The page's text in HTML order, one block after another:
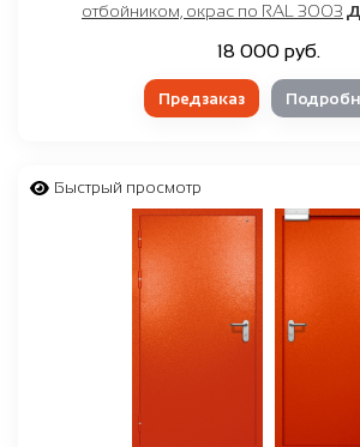
отбойником, окрас по RAL 3003
18 000 руб.
Предзаказ
Быстрый просмотр